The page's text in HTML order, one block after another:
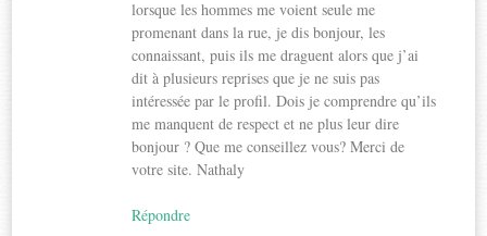
lorsque les hommes me voient seule me
promenant dans la rue, je dis bonjour, les
connaissant, puis ils me draguent alors que j’ai
dit à plusieurs reprises que je ne suis pas
intéressée par le profil. Dois je comprendre qu’ils
me manquent de respect et ne plus leur dire
bonjour ? Que me conseillez vous? Merci de
votre site. Nathaly
Répondre